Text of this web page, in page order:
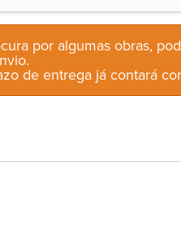
por algumas obras,
de entrega já contará